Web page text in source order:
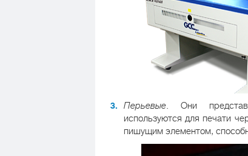
Перьевые . Они
используются для печати
пишущим элементом,